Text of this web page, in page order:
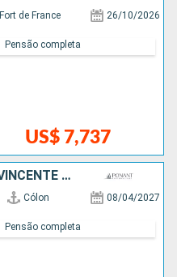
Fort de France 26/10/2026
US$ 7,737
Pensão completa
PANAMÁ, COLOMBIA, SÃO VINCENTE E GRANADINAS, SANTA LUCIA
Cólon 08/04/2027
Pensão completa